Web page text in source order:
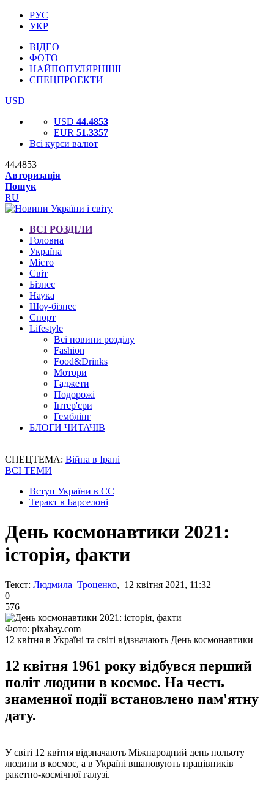
РУС
УКР
ВІДЕО
ФОТО
НАЙПОПУЛЯРНІШІ
СПЕЦПРОЕКТИ
USD
USD 44.4853
EUR 51.3357
Всі курси валют
44.4853
Авторизація
Пошук
RU
ВСІ РОЗДІЛИ
Головна
Україна
Місто
Світ
Бізнес
Наука
Шоу-бізнес
Спорт
Lifestyle
Всі новини розділу
Fashion
Food&Drinks
Мотори
Гаджети
Подорожі
Інтер'єри
Гемблінг
БЛОГИ ЧИТАЧІВ
СПЕЦТЕМА: Війна в Ірані
ВСІ ТЕМИ
Вступ України в ЄС
Теракт в Барселоні
День космонавтики 2021:
історія, факти
Текст: Людмила Троценко, 12 квітня 2021, 11:32
0
576
Фото: pixabay.com
12 квітня в Україні та світі відзначають День космонавтики
12 квітня 1961 року відбувся перший
політ людини в космос. На честь
знаменної події встановлено пам'ятну
дату.
У світі 12 квітня відзначають Міжнародний день польоту
людини в космос, а в Україні вшановують працівників
ракетно-космічної галузі.